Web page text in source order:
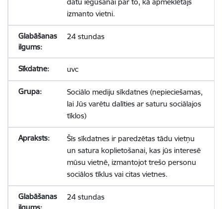
izmanto vietni.
24 stundas
uvc
Sociālo mediju sīkdatnes (nepieciešamas,
lai Jūs varētu dalīties ar saturu sociālajos
tīklos)
Šīs sīkdatnes ir paredzētas tādu vietņu
un satura koplietošanai, kas jūs interesē
mūsu vietnē, izmantojot trešo personu
sociālos tīklus vai citas vietnes.
24 stundas